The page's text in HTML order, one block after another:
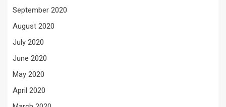
September 2020
August 2020
July 2020
June 2020
May 2020
April 2020